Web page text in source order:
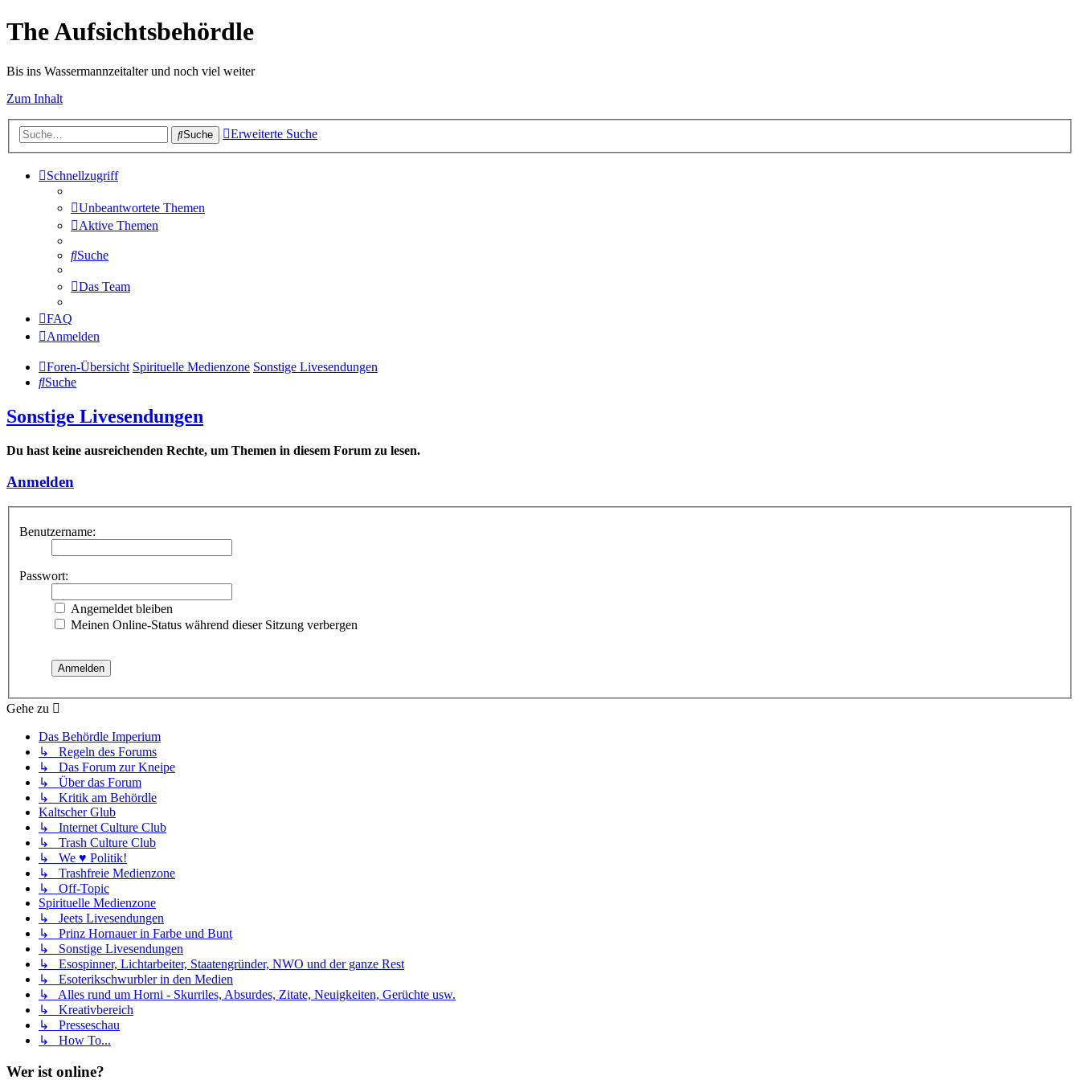
The Aufsichtsbehördle
Bis ins Wassermannzeitalter und noch viel weiter
Zum Inhalt
Suche Erweiterte Suche
Schnellzugriff
Unbeantwortete Themen
Aktive Themen
Suche
Das Team
FAQ
Anmelden
Foren-Übersicht Spirituelle Medienzone Sonstige Livesendungen
Suche
Sonstige Livesendungen
Du hast keine ausreichenden Rechte, um Themen in diesem Forum zu lesen.
Anmelden
Benutzername:
Passwort:
Angemeldet bleiben
Meinen Online-Status während dieser Sitzung verbergen
Gehe zu
Das Behördle Imperium
↳ Regeln des Forums
↳ Das Forum zur Kneipe
↳ Über das Forum
↳ Kritik am Behördle
Kaltscher Glub
↳ Internet Culture Club
↳ Trash Culture Club
↳ We ♥ Politik!
↳ Trashfreie Medienzone
↳ Off-Topic
Spirituelle Medienzone
↳ Jeets Livesendungen
↳ Prinz Hornauer in Farbe und Bunt
↳ Sonstige Livesendungen
↳ Esospinner, Lichtarbeiter, Staatengründer, NWO und der ganze Rest
↳ Esoterikschwurbler in den Medien
↳ Alles rund um Horni - Skurriles, Absurdes, Zitate, Neuigkeiten, Gerüchte usw.
↳ Kreativbereich
↳ Presseschau
↳ How To...
Wer ist online?